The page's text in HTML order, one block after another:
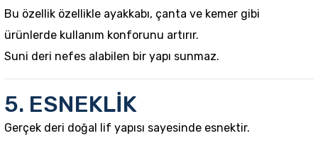
Bu özellik özellikle ayakkabı, çanta ve kemer gibi
ürünlerde kullanım konforunu artırır.
Suni deri nefes alabilen bir yapı sunmaz.
5. ESNEKLİK
Gerçek deri doğal lif yapısı sayesinde esnektir.